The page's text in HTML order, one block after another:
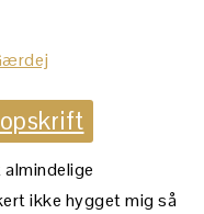
ikke hygget mig så